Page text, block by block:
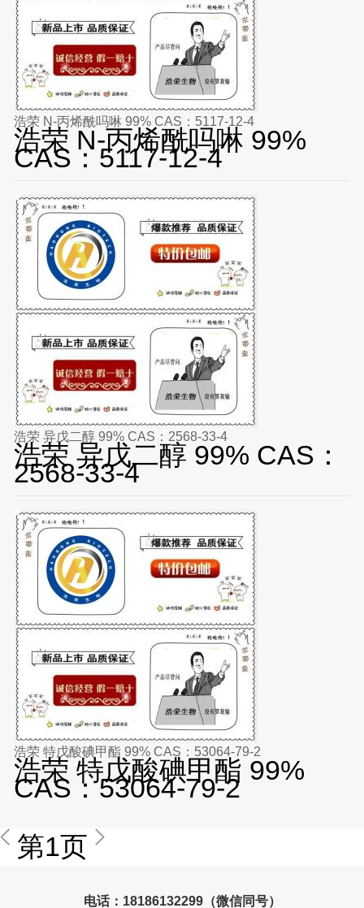
浩荣 N-丙烯酰吗啉 99% CAS：5117-12-4
浩荣 N-丙烯酰吗啉 99%
CAS：5117-12-4
浩荣 异戊二醇 99% CAS：2568-33-4
浩荣 异戊二醇 99% CAS：
2568-33-4
浩荣 特戊酸碘甲酯 99% CAS：53064-79-2
浩荣 特戊酸碘甲酯 99%
CAS：53064-79-2
第1页
电话：18186132299（微信同号）